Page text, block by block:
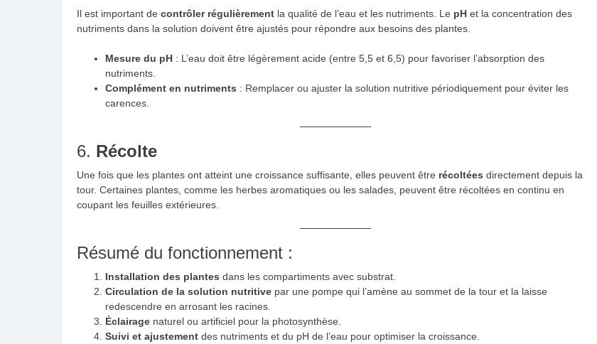
Il est important de contrôler régulièrement la qualité de l’eau et les nutriments. Le pH et la concentration des
nutriments dans la solution doivent être ajustés pour répondre aux besoins des plantes.
Mesure du pH : L’eau doit être légèrement acide (entre 5,5 et 6,5) pour favoriser l’absorption des
nutriments.
Complément en nutriments : Remplacer ou ajuster la solution nutritive périodiquement pour éviter les
carences.
6. Récolte
Une fois que les plantes ont atteint une croissance suffisante, elles peuvent être récoltées directement depuis la
tour. Certaines plantes, comme les herbes aromatiques ou les salades, peuvent être récoltées en continu en
coupant les feuilles extérieures.
Résumé du fonctionnement :
Installation des plantes dans les compartiments avec substrat.
Circulation de la solution nutritive par une pompe qui l’amène au sommet de la tour et la laisse
redescendre en arrosant les racines.
Éclairage naturel ou artificiel pour la photosynthèse.
Suivi et ajustement des nutriments et du pH de l’eau pour optimiser la croissance.